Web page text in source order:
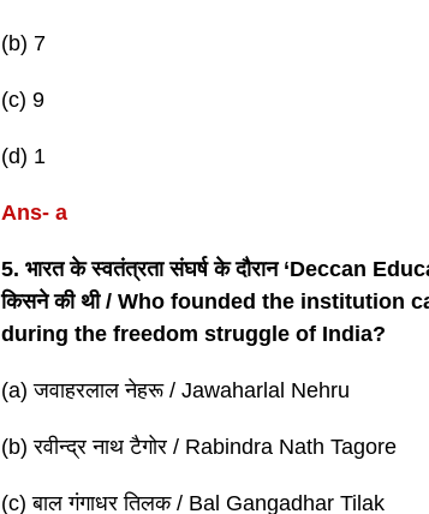
(b) 7
(c) 9
(d) 1
Ans- a
5. भारत के स्वतंत्रता संघर्ष के दौरान ‘Deccan
किसने की थी / Who founded the institution
during the freedom struggle of India?
(a) जवाहरलाल नेहरू / Jawaharlal Nehru
(b) रवीन्द्र नाथ टैगोर / Rabindra Nath Tagore
(c) बाल गंगाधर तिलक / Bal Gangadhar Tilak